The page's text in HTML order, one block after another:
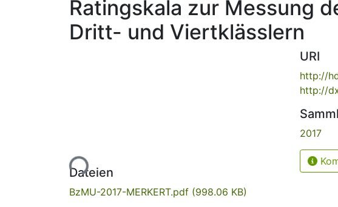
Ratingskala zur Messung
Dritt- und Viertklässlern
Lade...
Dateien
BzMU-2017-MERKERT.pdf (998.06 KB)
URI
http://
http://
2017